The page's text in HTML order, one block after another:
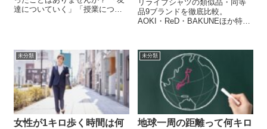
達についていく」「授業につい
の？と迷ったことがある方も多
いのではないでしょ...
リライブシャツの類似品・同等
品9ブランドを徹底比較。
AOKI・ReD・BAKUNEほか特徴
ェア選びに役立つ保存版ガイド
です。
未分類
女性が1キロ歩く時間は何
未分類
地球一周の距離って何キロ